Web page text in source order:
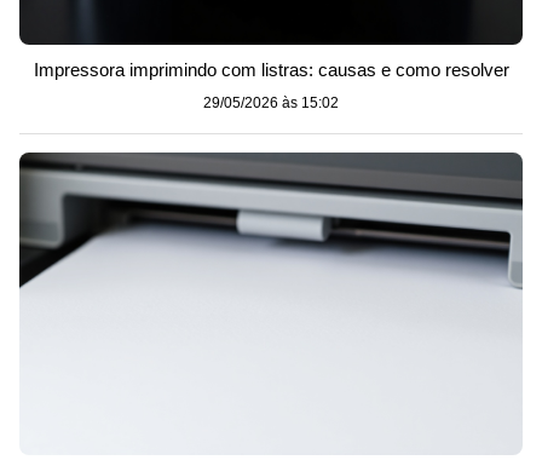
Impressora imprimindo com listras: causas e como resolver
29/05/2026 às 15:02